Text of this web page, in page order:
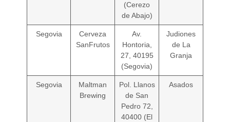
(Cerezo
de Abajo)
Segovia
Cerveza
SanFrutos
Av.
Hontoria,
27, 40195
(Segovia)
Judiones
de La
Granja
Segovia
Maltman
Brewing
Pol. Llanos
de San
Pedro 72,
40400 (El
Asados